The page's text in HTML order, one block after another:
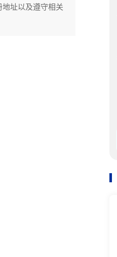
址以及遵守相关